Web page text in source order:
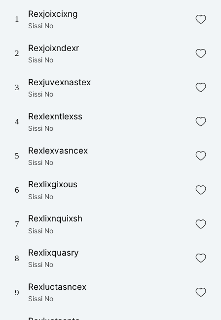
1
Rexjoixcixng
Sissi No
2
Rexjoixndexr
Sissi No
3
Rexjuvexnastex
Sissi No
4
Rexlexntlexss
Sissi No
5
Rexlexvasncex
Sissi No
6
Rexlixgixous
Sissi No
7
Rexlixnquixsh
Sissi No
8
Rexlixquasry
Sissi No
9
Rexluctasncex
Sissi No